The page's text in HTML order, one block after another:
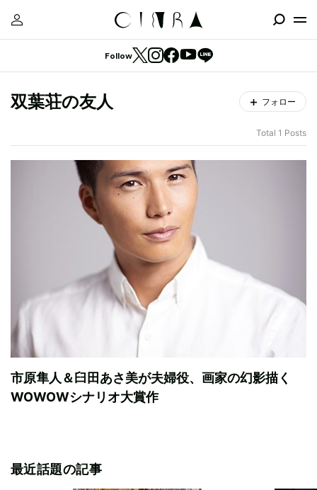
Follow
双葉荘の友人 フォロー
Total 1 Posts
市原隼人＆臼田あさ美が夫婦役、画家の幻影描く
WOWOWシナリオ大賞作
最近話題の記事